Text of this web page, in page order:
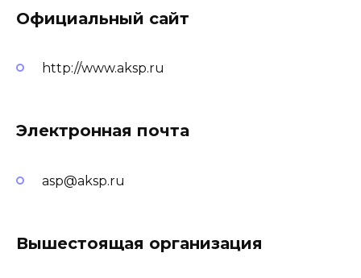
Официальный сайт
http://www.aksp.ru
Электронная почта
asp@aksp.ru
Вышестоящая организация